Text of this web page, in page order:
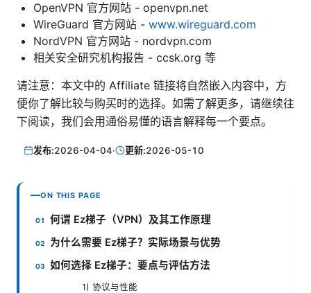
OpenVPN 官方网站 - openvpn.net
WireGuard 官方网站 - www.wireguard.com
NordVPN 官方网站 - nordvpn.com
相关安全研究机构报告 - ccsk.org 等
请注意：本文中的 Affiliate 链接将自然嵌入内容中，方
便你了解比较与购买时的选择。如需了解更多，请继续往
下阅读，我们会用通俗易懂的语言解释每一个要点。
发布:2026-04-04· 更新:2026-05-10
ON THIS PAGE
何谓 Ez梯子（VPN）及其工作原理
为什么需要 Ez梯子？实际场景与优势
如何选择 Ez梯子：要点与评估方法
1) 协议与性能